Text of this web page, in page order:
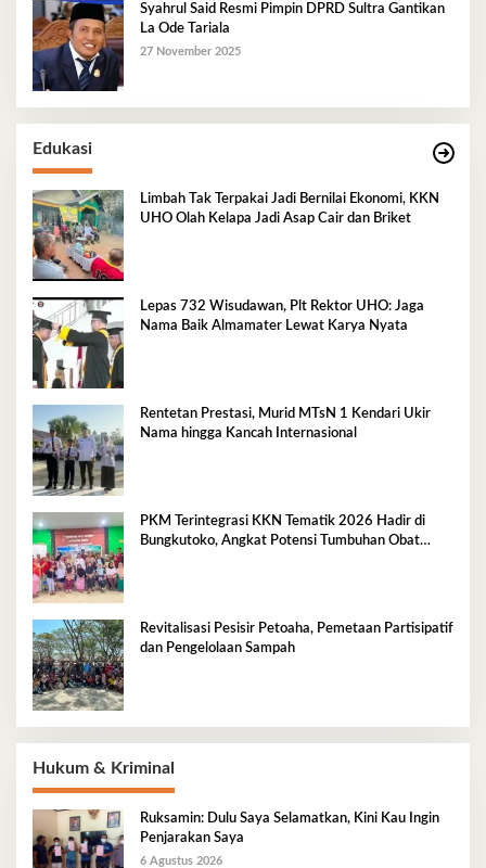
Syahrul Said Resmi Pimpin DPRD Sultra Gantikan
La Ode Tariala
27 November 2025
Edukasi
Limbah Tak Terpakai Jadi Bernilai Ekonomi, KKN
UHO Olah Kelapa Jadi Asap Cair dan Briket
Lepas 732 Wisudawan, Plt Rektor UHO: Jaga
Nama Baik Almamater Lewat Karya Nyata
Rentetan Prestasi, Murid MTsN 1 Kendari Ukir
Nama hingga Kancah Internasional
PKM Terintegrasi KKN Tematik 2026 Hadir di
Bungkutoko, Angkat Potensi Tumbuhan Obat
Revitalisasi Pesisir Petoaha, Pemetaan Partisipatif
dan Pengelolaan Sampah
Hukum & Kriminal
Ruksamin: Dulu Saya Selamatkan, Kini Kau Ingin
Penjarakan Saya
6 Agustus 2026